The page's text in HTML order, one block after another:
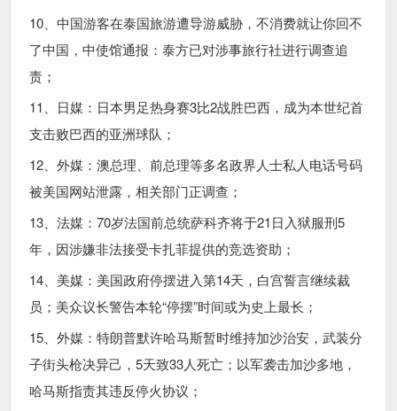
10、中国游客在泰国旅游遭导游威胁，不消费就让你回不
了中国，中使馆通报：泰方已对涉事旅行社进行调查追
责；
11、日媒：日本男足热身赛3比2战胜巴西，成为本世纪首
支击败巴西的亚洲球队；
12、外媒：澳总理、前总理等多名政界人士私人电话号码
被美国网站泄露，相关部门正调查；
13、法媒：70岁法国前总统萨科齐将于21日入狱服刑5
年，因涉嫌非法接受卡扎菲提供的竞选资助；
14、美媒：美国政府停摆进入第14天，白宫誓言继续裁
员；美众议长警告本轮“停摆”时间或为史上最长；
15、外媒：特朗普默许哈马斯暂时维持加沙治安，武装分
子街头枪决异己，5天致33人死亡；以军袭击加沙多地，
哈马斯指责其违反停火协议；